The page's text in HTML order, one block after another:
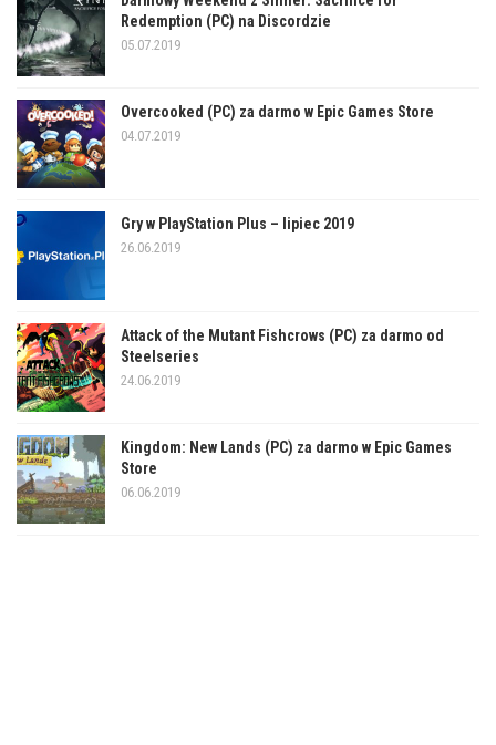
Redemption (PC) na Discordzie
05.07.2019
Overcooked (PC) za darmo w Epic Games Store
04.07.2019
Gry w PlayStation Plus – lipiec 2019
26.06.2019
Attack of the Mutant Fishcrows (PC) za darmo od
Steelseries
24.06.2019
Kingdom: New Lands (PC) za darmo w Epic Games
Store
06.06.2019